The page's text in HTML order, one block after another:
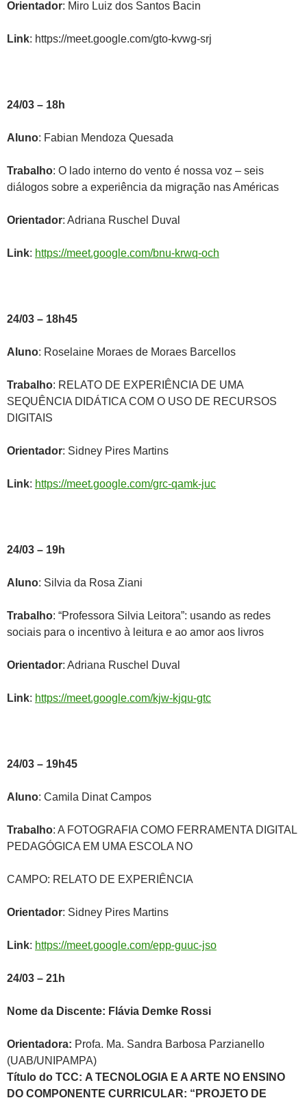
Orientador: Miro Luiz dos Santos Bacin
Link: https://meet.google.com/gto-kvwg-srj
24/03 – 18h
Aluno: Fabian Mendoza Quesada
Trabalho: O lado interno do vento é nossa voz – seis
diálogos sobre a experiência da migração nas Américas
Orientador: Adriana Ruschel Duval
Link: https://meet.google.com/bnu-krwq-och
24/03 – 18h45
Aluno: Roselaine Moraes de Moraes Barcellos
Trabalho: RELATO DE EXPERIÊNCIA DE UMA
SEQUÊNCIA DIDÁTICA COM O USO DE RECURSOS
DIGITAIS
Orientador: Sidney Pires Martins
Link: https://meet.google.com/grc-qamk-juc
24/03 – 19h
Aluno: Silvia da Rosa Ziani
Trabalho: “Professora Silvia Leitora”: usando as redes
sociais para o incentivo à leitura e ao amor aos livros
Orientador: Adriana Ruschel Duval
Link: https://meet.google.com/kjw-kjqu-gtc
24/03 – 19h45
Aluno: Camila Dinat Campos
Trabalho: A FOTOGRAFIA COMO FERRAMENTA DIGITAL
PEDAGÓGICA EM UMA ESCOLA NO
CAMPO: RELATO DE EXPERIÊNCIA
Orientador: Sidney Pires Martins
Link: https://meet.google.com/epp-guuc-jso
24/03 – 21h
Nome da Discente: Flávia Demke Rossi
Orientadora: Profa. Ma. Sandra Barbosa Parzianello
(UAB/UNIPAMPA)
Título do TCC: A TECNOLOGIA E A ARTE NO ENSINO
DO COMPONENTE CURRICULAR: “PROJETO DE